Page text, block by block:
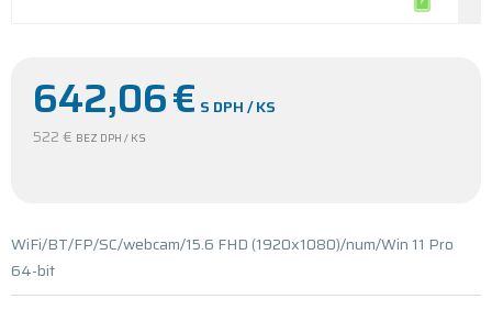
642,06€ S DPH / KS
522 € BEZ DPH / KS
WiFi/BT/FP/SC/webcam/15.6 FHD (1920x1080)/num/Win 11 Pro
64-bit